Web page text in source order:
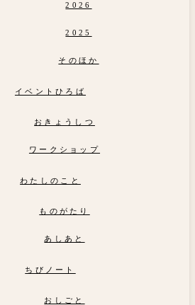
2026
2025
そのほか
イベントひろば
おきょうしつ
ワークショップ
わたしのこと
ものがたり
あしあと
ちびノート
おしごと